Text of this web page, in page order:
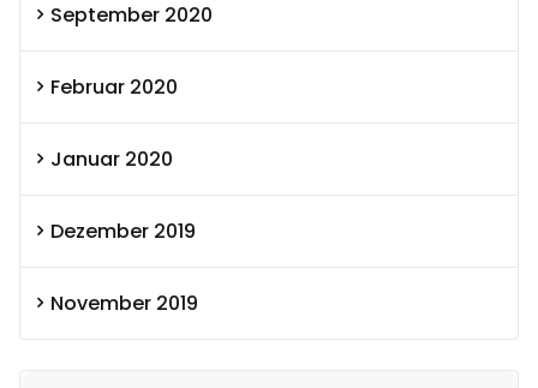
September 2020
Februar 2020
Januar 2020
Dezember 2019
November 2019